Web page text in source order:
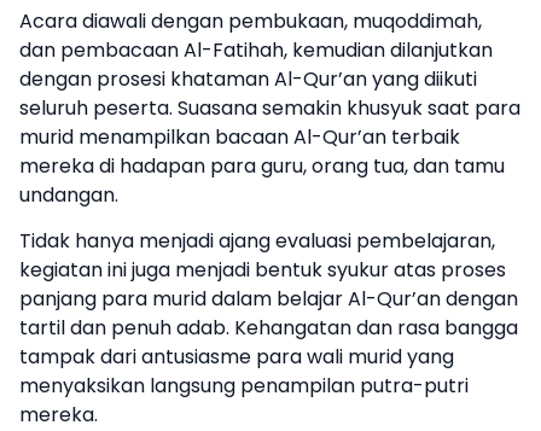
Acara diawali dengan pembukaan, muqoddimah,
dan pembacaan Al-Fatihah, kemudian dilanjutkan
dengan prosesi khataman Al-Qur’an yang diikuti
seluruh peserta. Suasana semakin khusyuk saat para
murid menampilkan bacaan Al-Qur’an terbaik
mereka di hadapan para guru, orang tua, dan tamu
undangan.
Tidak hanya menjadi ajang evaluasi pembelajaran,
kegiatan ini juga menjadi bentuk syukur atas proses
panjang para murid dalam belajar Al-Qur’an dengan
tartil dan penuh adab. Kehangatan dan rasa bangga
tampak dari antusiasme para wali murid yang
menyaksikan langsung penampilan putra-putri
mereka.